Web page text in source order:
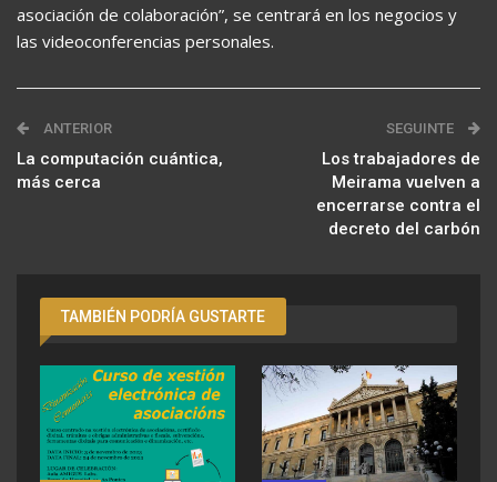
asociación de colaboración”, se centrará en los negocios y
las videoconferencias personales.
ANTERIOR
La computación cuántica,
más cerca
SEGUINTE
Los trabajadores de
Meirama vuelven a
encerrarse contra el
decreto del carbón
TAMBIÉN PODRÍA GUSTARTE